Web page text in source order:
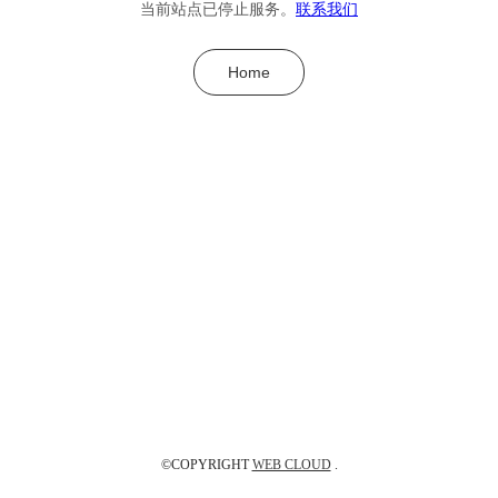
当前站点已停止服务。 联系我们
Home
©COPYRIGHTWEB CLOUD.